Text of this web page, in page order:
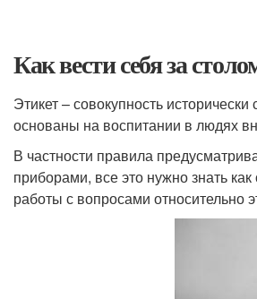
Как вести себя за
Этикет – совокупность
основаны на воспитании в людях
В частности правила
приборами, все это нужно знать
работы с вопросами относительно